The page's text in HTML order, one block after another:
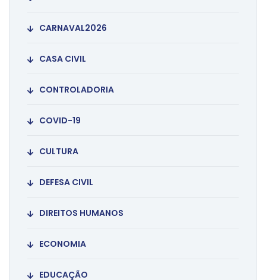
CARNAVAL2026
CASA CIVIL
CONTROLADORIA
COVID-19
CULTURA
DEFESA CIVIL
DIREITOS HUMANOS
ECONOMIA
EDUCAÇÃO